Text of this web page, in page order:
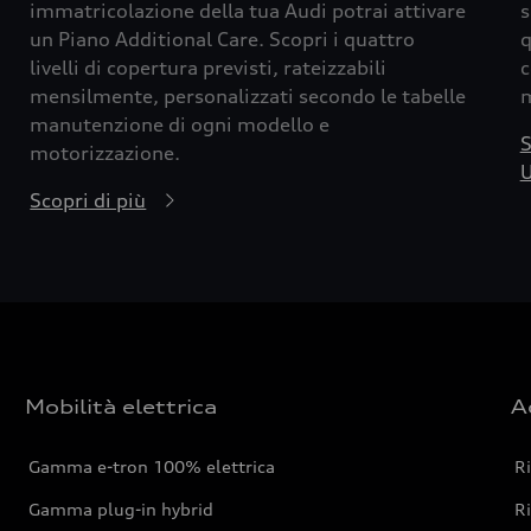
immatricolazione della tua Audi potrai attivare
un Piano Additional Care. Scopri i quattro
livelli di copertura previsti, rateizzabili
mensilmente, personalizzati secondo le tabelle
manutenzione di ogni modello e
motorizzazione.
Scopri di più
Mobilità elettrica
Gamma e-tron 100% elettrica
Gamma plug-in hybrid